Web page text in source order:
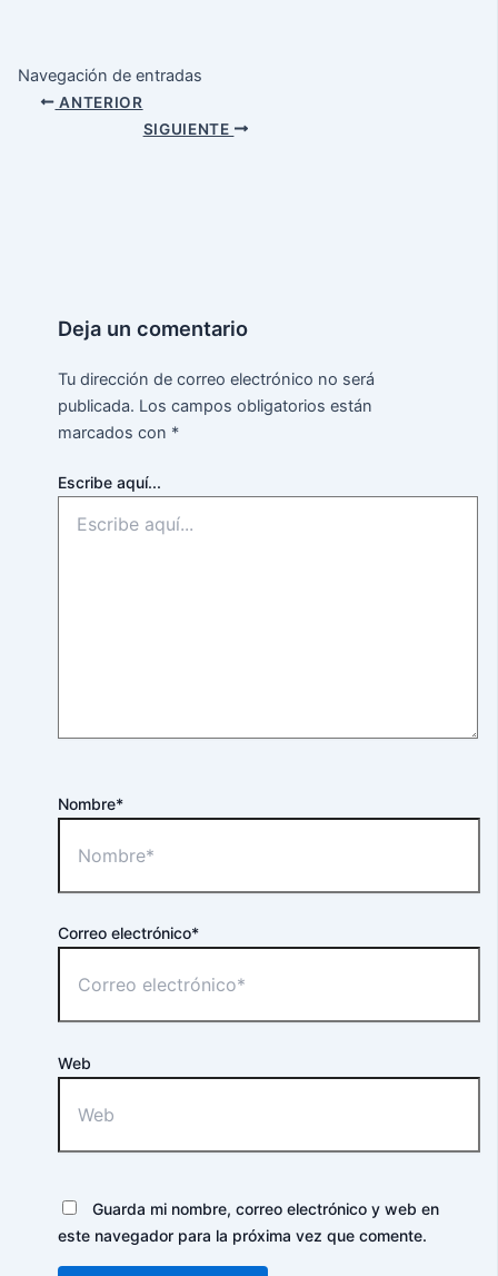
Navegación de entradas
ANTERIOR
SIGUIENTE
Deja un comentario
Tu dirección de correo electrónico no será
publicada. Los campos obligatorios están
marcados con *
Escribe aquí...
Nombre*
Correo electrónico*
Web
Guarda mi nombre, correo electrónico y web en
este navegador para la próxima vez que comente.